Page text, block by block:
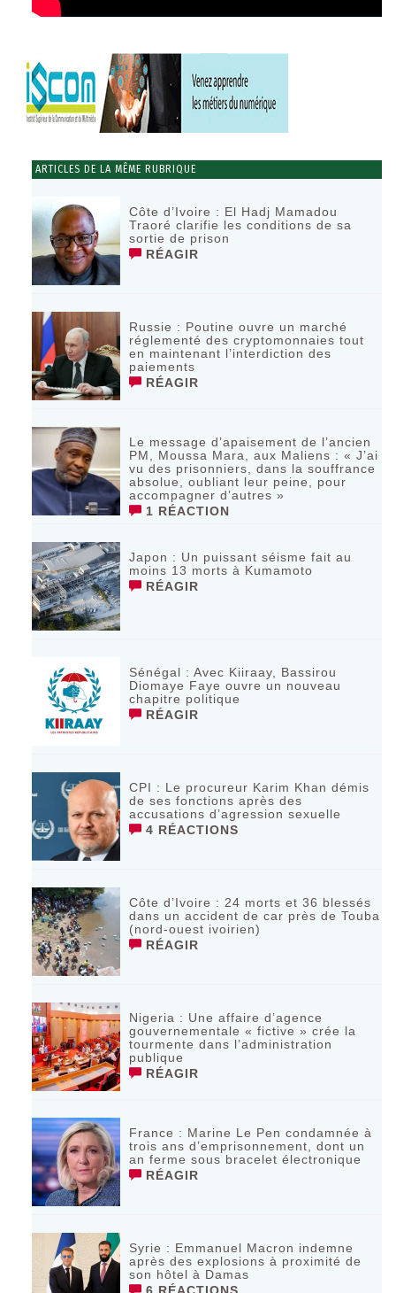
ARTICLES DE LA MÊME RUBRIQUE
Côte d’Ivoire : El Hadj Mamadou
Traoré clarifie les conditions de sa
sortie de prison
RÉAGIR
Russie : Poutine ouvre un marché
réglementé des cryptomonnaies tout
en maintenant l’interdiction des
paiements
RÉAGIR
Le message d’apaisement de l’ancien
PM, Moussa Mara, aux Maliens : « J’ai
vu des prisonniers, dans la souffrance
absolue, oubliant leur peine, pour
accompagner d’autres »
1 RÉACTION
‎Japon : Un puissant séisme fait au
moins 13 morts à Kumamoto ‎
RÉAGIR
Sénégal : Avec Kiiraay, Bassirou
Diomaye Faye ouvre un nouveau
chapitre politique
RÉAGIR
CPI : Le procureur Karim Khan démis
de ses fonctions après des
accusations d’agression sexuelle
4 RÉACTIONS
Côte d’Ivoire : 24 morts et 36 blessés
dans un accident de car près de Touba
(nord-ouest ivoirien)
RÉAGIR
Nigeria : Une affaire d’agence
gouvernementale « fictive » crée la
tourmente dans l’administration
publique
RÉAGIR
France : Marine Le Pen condamnée à
trois ans d’emprisonnement, dont un
an ferme sous bracelet électronique
RÉAGIR
Syrie : Emmanuel Macron indemne
après des explosions à proximité de
son hôtel à Damas
6 RÉACTIONS